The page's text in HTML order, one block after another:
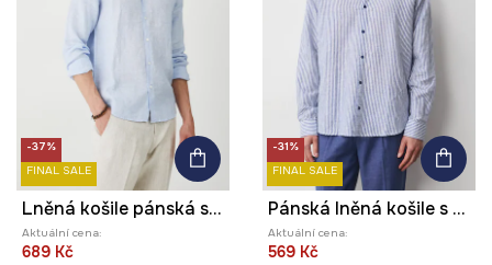
-37%
FINAL SALE
Lněná košile pánská s klasickým límcem modrá barva
Aktuální cena:
689 Kč
-31%
FINAL SALE
Pánská lněná košile s klasickým límcem a proužky
Aktuální cena:
569 Kč